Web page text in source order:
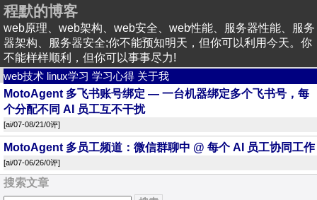
程默的博客
web原理、web架构、web安全、web性能、服务器性能、服务
器架构、服务器安全;你不能预知明天，但你可以利用今天。你
不能样样顺利，但你可以事事尽力!
web技术 linux学习 学习心得 关于我
MotoAgent 多飞书账号绑定 — 一台机器绑定多个飞书号，每
个分配不同 AI 员工互不干扰
[ai/07-08/21/0评]
MotoAgent 多员工频道：微信群聊中 @ 每个 AI 员工协同工作
[ai/07-06/26/0评]
搜索文章